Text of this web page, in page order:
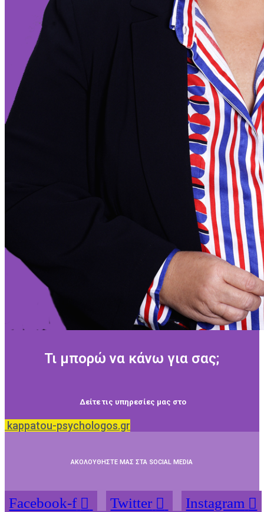
Τι μπορώ να κάνω για σας;
Δείτε τις υπηρεσίες μας στο
kappatou-psychologos.gr
ΑΚΟΛΟΥΘΗΣΤΕ ΜΑΣ ΣΤΑ SOCIAL MEDIA
Facebook-f Twitter
Instagram